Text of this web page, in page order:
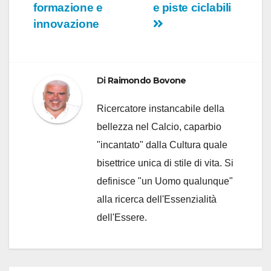
e piste ciclabili
formazione e
innovazione
Di Raimondo Bovone
Ricercatore instancabile della
bellezza nel Calcio, caparbio
"incantato" dalla Cultura quale
bisettrice unica di stile di vita. Si
definisce "un Uomo qualunque"
alla ricerca dell'Essenzialità
dell'Essere.